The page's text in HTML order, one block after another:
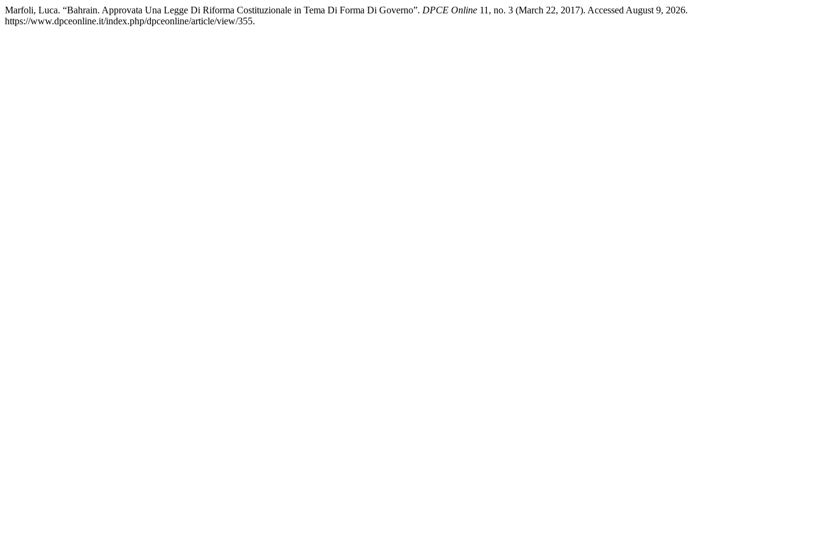
Marfoli, Luca. “Bahrain. Approvata Una Legge Di Riforma Costituzionale in Tema Di Forma Di Governo”. DPCE Online 11, no. 3 (March 22, 2017). Accessed August 9, 2026.
https://www.dpceonline.it/index.php/dpceonline/article/view/355.